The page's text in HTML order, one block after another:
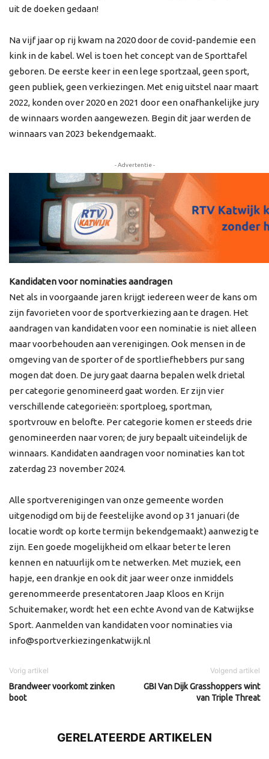
uit de doeken gedaan!
Na vijf jaar op rij kwam na 2020 door de covid-pandemie een
kink in de kabel. Wel is toen het concept van de Sporttafel
geboren. De eerste keer in een lege sportzaal, geen sport,
geen publiek, geen verkiezingen. Met enig uitstel naar maart
2022, konden over 2020 en 2021 door een onafhankelijke jury
de winnaars worden aangewezen. Begin dit jaar werden de
winnaars van 2023 bekendgemaakt.
- Advertentie -
Kandidaten voor nominaties aandragen
Net als in voorgaande jaren krijgt iedereen weer de kans om
zijn favorieten voor de sportverkiezing aan te dragen. Het
aandragen van kandidaten voor een nominatie is niet alleen
maar voorbehouden aan verenigingen. Ook mensen in de
omgeving van de sporter of de sportliefhebbers pur sang
mogen dat doen. De jury gaat daarna bepalen welk drietal
per categorie genomineerd gaat worden. Er zijn vier
verschillende categorieën: sportploeg, sportman,
sportvrouw en belofte. Per categorie komen er steeds drie
genomineerden naar voren; de jury bepaalt uiteindelijk de
winnaars. Kandidaten aandragen voor nominaties kan tot
zaterdag 23 november 2024.
Alle sportverenigingen van onze gemeente worden
uitgenodigd om bij de feestelijke avond op 31 januari (de
locatie wordt op korte termijn bekendgemaakt) aanwezig te
zijn. Een goede mogelijkheid om elkaar beter te leren
kennen en natuurlijk om te netwerken. Met muziek, een
hapje, een drankje en ook dit jaar weer onze inmiddels
gerenommeerde presentatoren Jaap Kloos en Krijn
Schuitemaker, wordt het een echte Avond van de Katwijkse
Sport. Aanmelden van kandidaten voor nominaties via
info@sportverkiezingenkatwijk.nl
Vorig artikel
Brandweer voorkomt zinken
boot
Volgend artikel
GBI Van Dijk Grasshoppers wint
van Triple Threat
GERELATEERDE ARTIKELEN